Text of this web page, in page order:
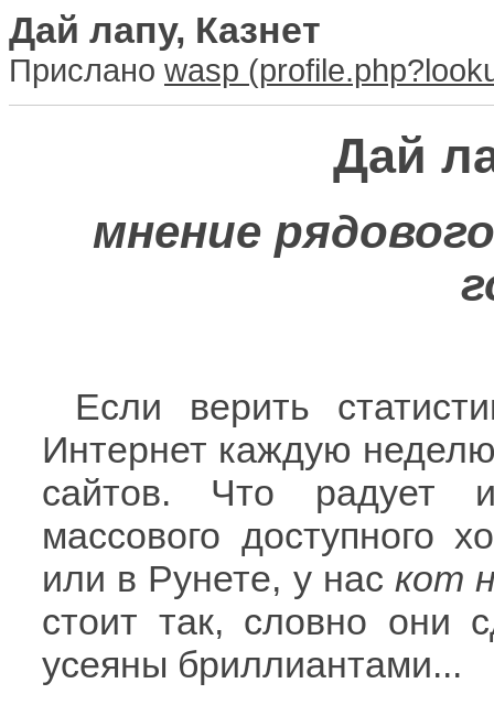
Дай лапу, Казнет
Прислано wasp
Дай
мнение
Если верить
Интернет каждую
сайтов. Что радует
массового доступного
или в Рунете, у нас кот
стоит так, словно они
усеяны бриллиантами...